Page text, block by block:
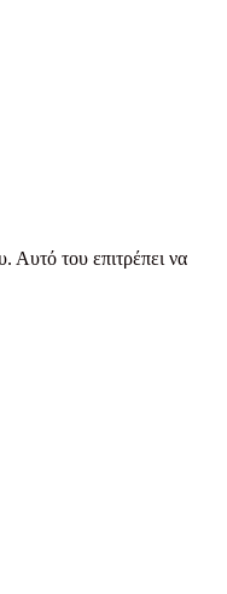
Αυτό του επιτρέπει να